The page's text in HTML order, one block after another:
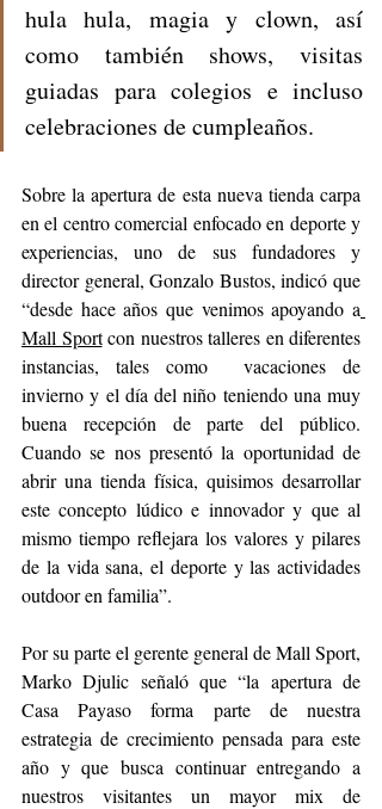
hula hula, magia y clown, así
como también shows, visitas
guiadas para colegios e incluso
celebraciones de cumpleaños.
Sobre la apertura de esta nueva tienda carpa
en el centro comercial enfocado en deporte y
experiencias, uno de sus fundadores y
director general, Gonzalo Bustos, indicó que
“desde hace años que venimos apoyando a
Mall Sport con nuestros talleres en diferentes
instancias, tales como  vacaciones de
invierno y el día del niño teniendo una muy
buena recepción de parte del público.
Cuando se nos presentó la oportunidad de
abrir una tienda física, quisimos desarrollar
este concepto lúdico e innovador y que al
mismo tiempo reflejara los valores y pilares
de la vida sana, el deporte y las actividades
outdoor en familia”.
Por su parte el gerente general de Mall Sport,
Marko Djulic señaló que “la apertura de
Casa Payaso forma parte de nuestra
estrategia de crecimiento pensada para este
año y que busca continuar entregando a
nuestros visitantes un mayor mix de